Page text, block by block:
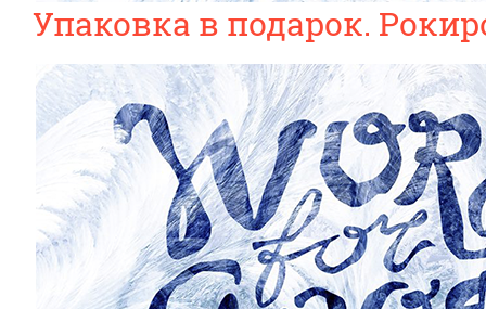
Упаковка в подарок.